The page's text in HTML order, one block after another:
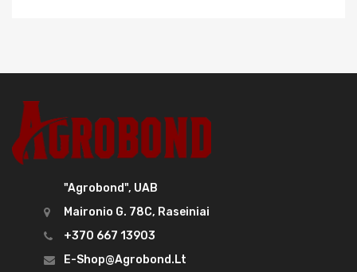
"Agrobond", UAB
Maironio G. 78C, Raseiniai
+370 667 13903
E-Shop@agrobond.lt